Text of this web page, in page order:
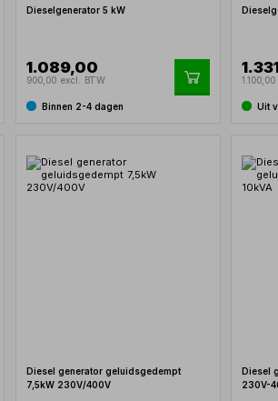
Dieselgenerator 5 kW
1.089,00
900,00 excl. BTW
Binnen 2-4 dagen Uit
Diesel generator geluidsgedempt
7,5kW 230V/400V
Diesel
230V-